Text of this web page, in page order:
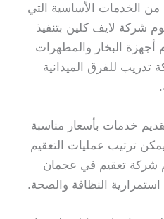
الخدمات الأساسية التي
شركة لايف كلين بتنفيذ
أجهزة البخار والمطهرات
تدريب للفرق الميدانية
خدمات بأسعار مناسبة
ترتيب عمليات التعقيم
شركة تعقيم في عجمان
استمرارية النظافة والصحة.